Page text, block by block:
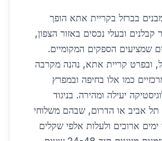
חיזוק מבנים בברזל בקריית אתא הופך
ובעלי נכסים באזור הצפון,
שמציעים הספקים המקומיים.
ובפרט קריית אתא, נהנה מקרבה
כמו אלו בחיפה ובמפרץ
יעילה ומהירה. בניגוד
תל אביב או הדרום, שבהם משלוחי
ארוכים ולעלות אלפי שקלים